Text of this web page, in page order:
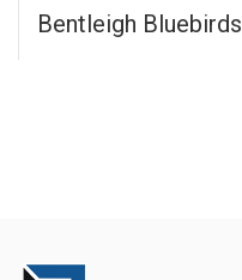
Bentleigh Bluebirds